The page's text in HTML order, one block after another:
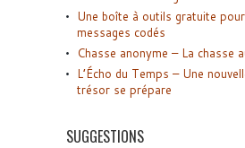
Une boîte à outils gratuite
messages codés
Chasse anonyme – La chasse
L’Écho du Temps – Une
trésor se prépare
SUGGESTIONS